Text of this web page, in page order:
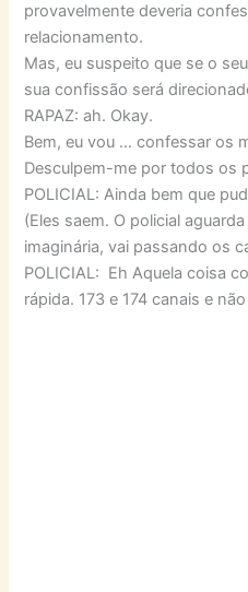
provavelmente deveria
relacionamento.
Mas, eu suspeito que se o
sua confissão será
RAPAZ: ah. Okay.
Bem, eu vou … confessar os
Desculpem-me por todos os
POLICIAL: Ainda bem que
(Eles saem. O policial
imaginária, vai passando os
POLICIAL: Eh Aquela coisa
rápida. 173 e 174 canais e